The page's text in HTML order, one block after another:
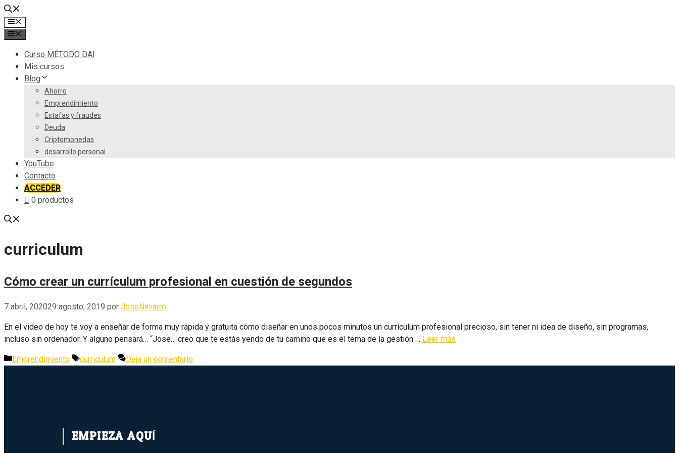
Saltar
al
contenido
Menú
Curso MÉTODO DAI
Mis cursos
Blog
Ahorro
Emprendimiento
Estafas y fraudes
Deuda
Criptomonedas
desarrollo personal
YouTube
Contacto
ACCEDER
0 productos
curriculum
Cómo crear un currículum profesional en cuestión de segundos
7 abril, 202029 agosto, 2019 por JoseNavarro
En el video de hoy te voy a enseñar de forma muy rápida y gratuita cómo diseñar en unos pocos minutos un currículum profesional precioso, sin tener ni idea de diseño, sin programas,
incluso sin ordenador. Y alguno pensará… “Jose… creo que te estás yendo de tu camino que es el tema de la gestión … Leer más
Categorías
Emprendimiento Etiquetas
curriculum Deja un comentario
EMPIEZA AQUÍ...